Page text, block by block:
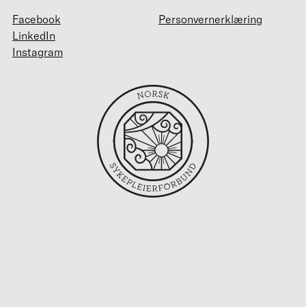
Facebook
LinkedIn
Instagram
Personvernerklæring